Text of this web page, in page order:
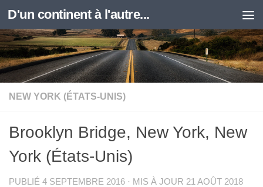
Skip to content
D'un continent à l'autre...
NEW YORK (ÉTATS-UNIS)
Brooklyn Bridge, New York, New
York (États-Unis)
PUBLIÉ 4 SEPTEMBRE 2016 · MIS À JOUR 21 AOÛT 2018